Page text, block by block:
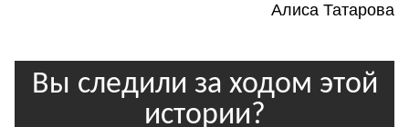
Алиса Татарова